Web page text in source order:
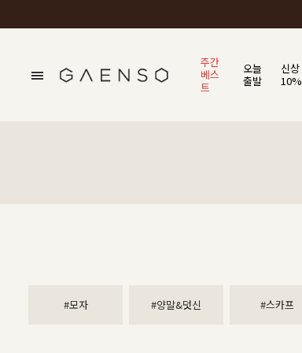
주간
베스
트
오늘
출발
신상
10%
#모자 #양말&덧신 #스카프